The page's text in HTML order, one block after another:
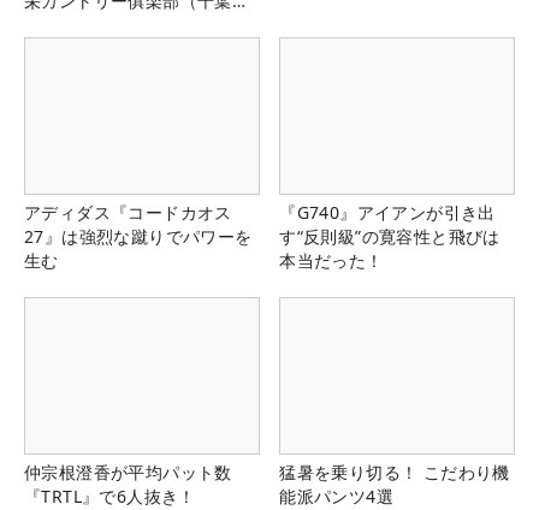
アディダス『コードカオス
27』は強烈な蹴りでパワーを
生む
『G740』アイアンが引き出
す“反則級”の寛容性と飛びは
本当だった！
仲宗根澄香が平均パット数
『TRTL』で6人抜き！
猛暑を乗り切る！ こだわり機
能派パンツ4選